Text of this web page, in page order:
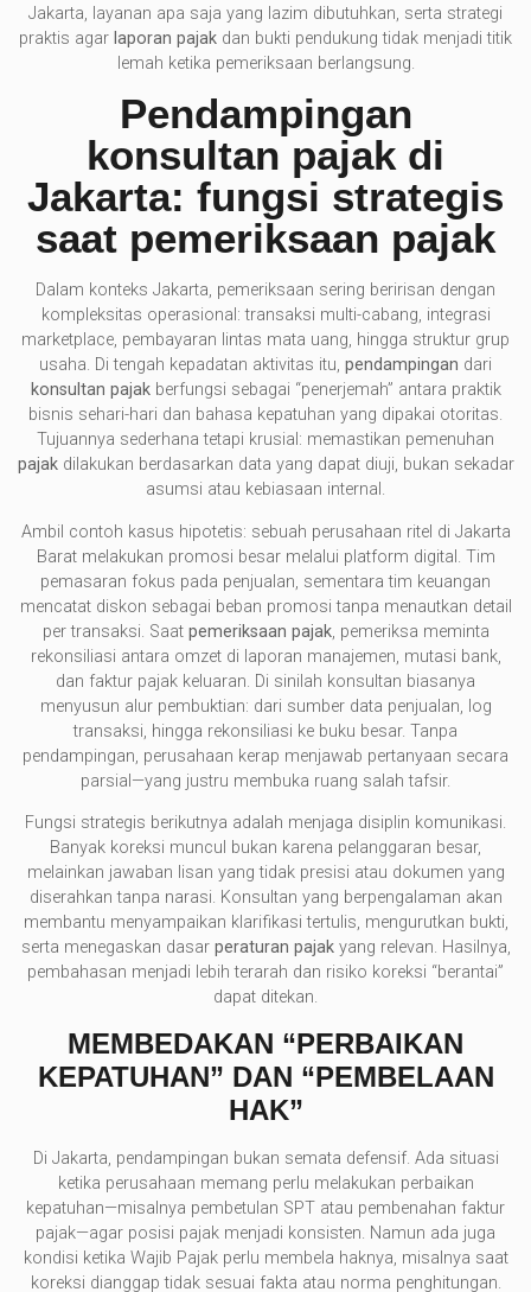
Jakarta, layanan apa saja yang lazim dibutuhkan, serta strategi
praktis agar laporan pajak dan bukti pendukung tidak menjadi titik
lemah ketika pemeriksaan berlangsung.
Pendampingan
konsultan pajak di
Jakarta: fungsi strategis
saat pemeriksaan pajak
Dalam konteks Jakarta, pemeriksaan sering beririsan dengan
kompleksitas operasional: transaksi multi-cabang, integrasi
marketplace, pembayaran lintas mata uang, hingga struktur grup
usaha. Di tengah kepadatan aktivitas itu, pendampingan dari
konsultan pajakberfungsi sebagai “penerjemah” antara praktik
bisnis sehari-hari dan bahasa kepatuhan yang dipakai otoritas.
Tujuannya sederhana tetapi krusial: memastikan pemenuhan
pajakdilakukan berdasarkan data yang dapat diuji, bukan sekadar
asumsi atau kebiasaan internal.
Ambil contoh kasus hipotetis: sebuah perusahaan ritel di Jakarta
Barat melakukan promosi besar melalui platform digital. Tim
pemasaran fokus pada penjualan, sementara tim keuangan
mencatat diskon sebagai beban promosi tanpa menautkan detail
per transaksi. Saat pemeriksaan pajak, pemeriksa meminta
rekonsiliasi antara omzet di laporan manajemen, mutasi bank,
dan faktur pajak keluaran. Di sinilah konsultan biasanya
menyusun alur pembuktian: dari sumber data penjualan, log
transaksi, hingga rekonsiliasi ke buku besar. Tanpa
pendampingan, perusahaan kerap menjawab pertanyaan secara
parsial—yang justru membuka ruang salah tafsir.
Fungsi strategis berikutnya adalah menjaga disiplin komunikasi.
Banyak koreksi muncul bukan karena pelanggaran besar,
melainkan jawaban lisan yang tidak presisi atau dokumen yang
diserahkan tanpa narasi. Konsultan yang berpengalaman akan
membantu menyampaikan klarifikasi tertulis, mengurutkan bukti,
serta menegaskan dasar peraturan pajakyang relevan. Hasilnya,
pembahasan menjadi lebih terarah dan risiko koreksi “berantai”
dapat ditekan.
MEMBEDAKAN “PERBAIKAN
KEPATUHAN” DAN “PEMBELAAN
HAK”
Di Jakarta, pendampingan bukan semata defensif. Ada situasi
ketika perusahaan memang perlu melakukan perbaikan
kepatuhan—misalnya pembetulan SPT atau pembenahan faktur
pajak—agar posisi pajak menjadi konsisten. Namun ada juga
kondisi ketika Wajib Pajak perlu membela haknya, misalnya saat
koreksi dianggap tidak sesuai fakta atau norma penghitungan.